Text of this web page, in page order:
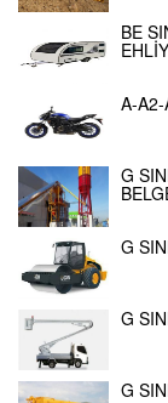
BE
A-
G
G
G
G